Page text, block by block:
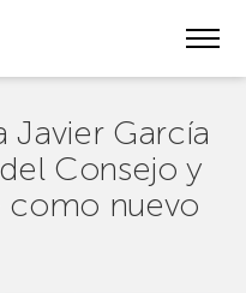
Javier García
Consejo y
como nuevo